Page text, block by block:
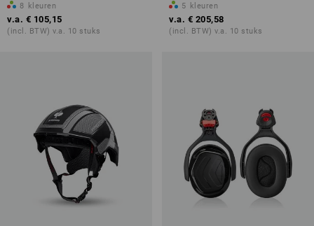
8 kleuren
v.a. € 105,15
(incl. BTW) v.a. 10 stuks
5 kleuren
v.a. € 205,58
(incl. BTW) v.a. 10 stuks